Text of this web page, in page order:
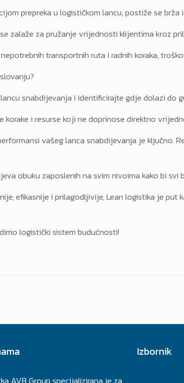
prepreka u logističkom lancu, postiže se brža
zalaže za pružanje vrijednosti klijentima kroz
transportnih ruta i radnih koraka,
snabdijevanja i identificirajte gdje dolazi do
korake i resurse koji ne doprinose direktno
vašeg lanca snabdijevanja je ključno.
obuku zaposlenih na svim nivoima kako bi svi
efikasnije i prilagodljivije, Lean logistika je
logistički sistem budućnosti!
Izbornik